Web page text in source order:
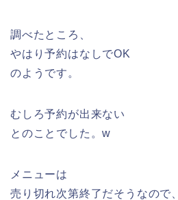
調べたところ、
やはり予約はなしでOK
のようです。
むしろ予約が出来ない
とのことでした。w
メニューは
売り切れ次第終了だそうなので、